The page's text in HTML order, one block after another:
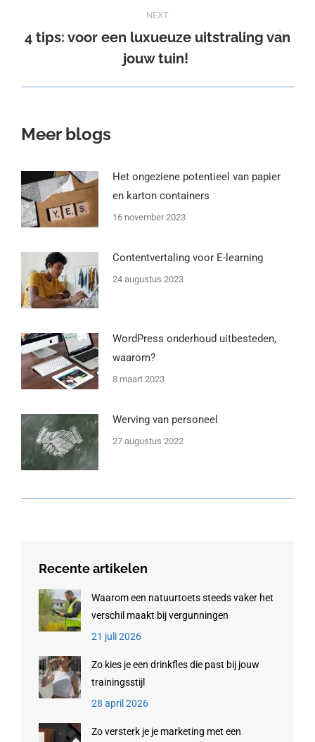
NEXT
Next
post:
4 tips: voor een luxueuze uitstraling van
jouw tuin!
Meer blogs
Het ongeziene potentieel van papier
en karton containers
16 november 2023
Contentvertaling voor E-learning
24 augustus 2023
WordPress onderhoud uitbesteden,
waarom?
8 maart 2023
Werving van personeel
27 augustus 2022
Recente artikelen
Waarom een natuurtoets steeds vaker het
verschil maakt bij vergunningen
21 juli 2026
Zo kies je een drinkfles die past bij jouw
trainingsstijl
28 april 2026
Zo versterk je je marketing met een